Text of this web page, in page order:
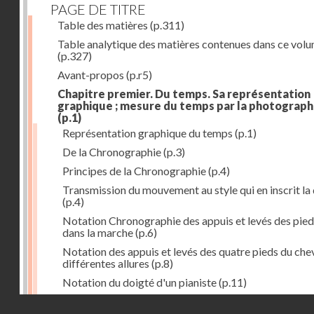
PAGE DE TITRE
Table des matières (p.311)
Table analytique des matières contenues dans ce
(p.327)
Avant-propos (p.r5)
Chapitre premier. Du temps. Sa représentation
graphique ; mesure du temps par la
(p.1)
Représentation graphique du temps (p.1)
De la Chronographie(p.3)
Principes de la Chronographie(p.4)
Transmission du mouvement au style qui en inscrit la
(p.4)
Notation Chronographie des appuis et levés des
dans la marche(p.6)
Notation des appuis et levés des quatre pieds du
différentes allures (p.8)
Notation du doigté d'un pianiste(p.11)